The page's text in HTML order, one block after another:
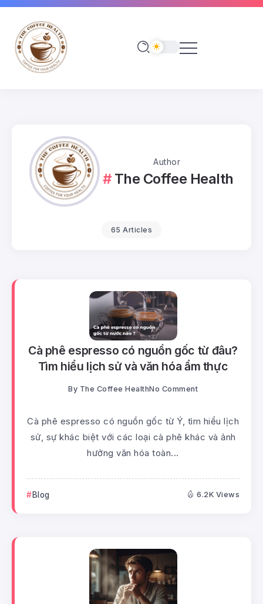
Author
The Coffee Health
65 Articles
Cà phê espresso có nguồn gốc từ đâu?
Tìm hiểu lịch sử và văn hóa ẩm thực
By The Coffee HealthNo Comment
Cà phê espresso có nguồn gốc từ Ý, tìm hiểu lịch
sử, sự khác biệt với các loại cà phê khác và ảnh
hưởng văn hóa toàn...
Blog 6.2K Views